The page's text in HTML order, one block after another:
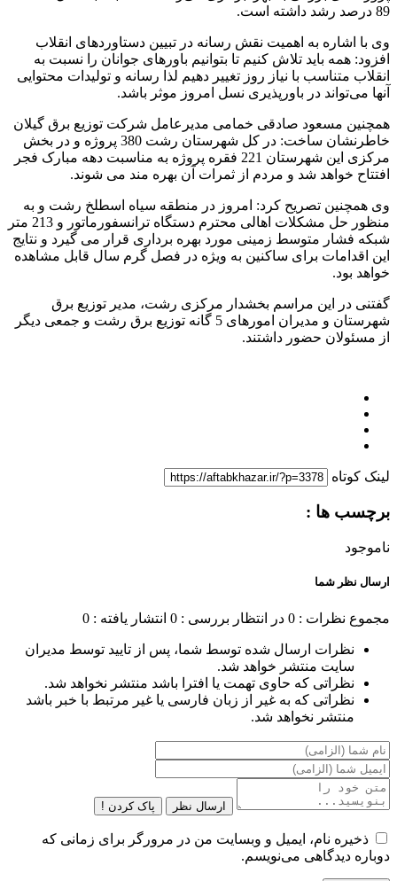
89 درصد رشد داشته است.
وی با اشاره به اهمیت نقش رسانه در تبیین دستاوردهای انقلاب
افزود: همه باید تلاش کنیم تا بتوانیم باورهای جوانان را نسبت به
انقلاب متناسب با نیاز روز تغییر دهیم لذا رسانه و تولیدات محتوایی
آنها می‌تواند در باورپذیری نسل امروز موثر باشد.
همچنین مسعود صادقی خمامی مدیرعامل شرکت توزیع برق گیلان
خاطرنشان ساخت: در کل شهرستان رشت 380 پروژه و در بخش
مرکزی این شهرستان 221 فقره پروژه به مناسبت دهه مبارک فجر
افتتاح خواهد شد و مردم از ثمرات آن بهره مند می شوند.
وی همچنین تصریح کرد: امروز در منطقه سیاه اسطلخ رشت و به
منظور حل مشکلات اهالی محترم دستگاه ترانسفورماتور و 213 متر
شبکه فشار متوسط زمینی مورد بهره برداری قرار می گیرد و نتایج
این اقدامات برای ساکنین به ویژه در فصل گرم سال قابل مشاهده
خواهد بود.
گفتنی در این مراسم بخشدار مرکزی رشت، مدیر توزیع برق
شهرستان و مدیران امورهای 5 گانه توزیع برق رشت و جمعی دیگر
از مسئولان حضور داشتند.
لینک کوتاه
برچسب ها :
ناموجود
ارسال نظر شما
مجموع نظرات : 0 در انتظار بررسی : 0 انتشار یافته : 0
نظرات ارسال شده توسط شما، پس از تایید توسط مدیران
سایت منتشر خواهد شد.
نظراتی که حاوی تهمت یا افترا باشد منتشر نخواهد شد.
نظراتی که به غیر از زبان فارسی یا غیر مرتبط با خبر باشد
منتشر نخواهد شد.
ارسال نظر پاک کردن !
ذخیره نام، ایمیل و وبسایت من در مرورگر برای زمانی که
دوباره دیدگاهی می‌نویسم.